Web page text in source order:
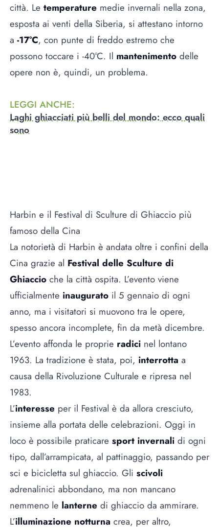
città. Le temperature medie invernali nella zona,
esposta ai venti della Siberia, si attestano intorno
a -17°C, con punte di freddo estremo che
possono toccare i -40°C. Il mantenimento delle
opere non è, quindi, un problema.
LEGGI ANCHE:
Laghi ghiacciati più belli del mondo: ecco quali
sono
Harbin e il Festival di Sculture di Ghiaccio più
famoso della Cina
La notorietà di Harbin è andata oltre i confini della
Cina grazie al Festival delle Sculture di
Ghiaccio che la città ospita. L’evento viene
ufficialmente inaugurato il 5 gennaio di ogni
anno, ma i visitatori si muovono tra le opere,
spesso ancora incomplete, fin da metà dicembre.
L’evento affonda le proprie radici nel lontano
1963. La tradizione è stata, poi, interrotta a
causa della Rivoluzione Culturale e ripresa nel
1983.
L’interesse per il Festival è da allora cresciuto,
insieme alla portata delle celebrazioni. Oggi in
loco è possibile praticare sport invernali di ogni
tipo, dall’arrampicata, al pattinaggio, passando per
sci e bicicletta sul ghiaccio. Gli scivoli
adrenalinici abbondano, ma non mancano
nemmeno le lanterne di ghiaccio da ammirare.
L’illuminazione notturna crea, per altro,